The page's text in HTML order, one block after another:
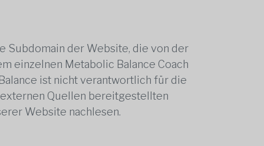
Subdomain der Website, die von der
einzelnen Metabolic Balance Coach
ist nicht verantwortlich für die
Quellen bereitgestellten
Website nachlesen.